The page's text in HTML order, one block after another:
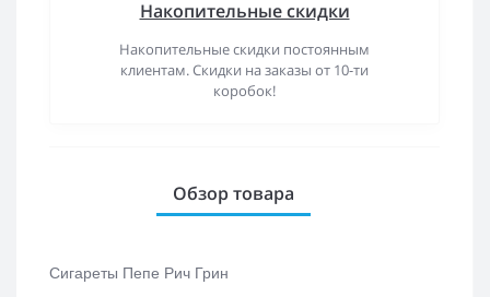
Накопительные скидки
Накопительные скидки постоянным
клиентам. Скидки на заказы от 10-ти
коробок!
Обзор товара
Сигареты Пепе Рич Грин